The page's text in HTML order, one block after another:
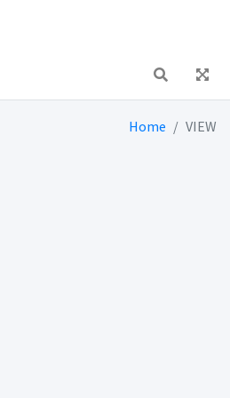
Home VIEW